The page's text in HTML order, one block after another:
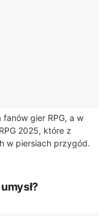
gier RPG, a w
2025, które z
w piersiach przygód.